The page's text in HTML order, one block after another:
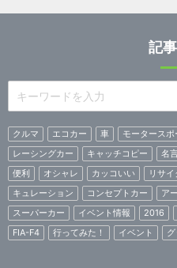
記
クルマ エコカー 車 モータースポ
レーシングカー
キャッチコピー 名
便利
オシャレ カッコいい リサ
キュレーション
コンセプトカー ア
スーパーカー
イベント情報 2016
FIA-F4
行ってみた！ イベント